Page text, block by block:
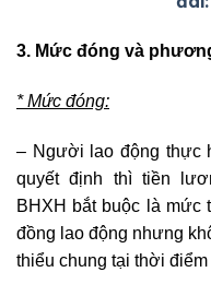
3. Mức đóng và
* Mức đóng:
– Người lao động thực
quyết định thì tiền
BHXH bắt buộc là mức
đồng lao động nhưng
thiểu chung tại thời